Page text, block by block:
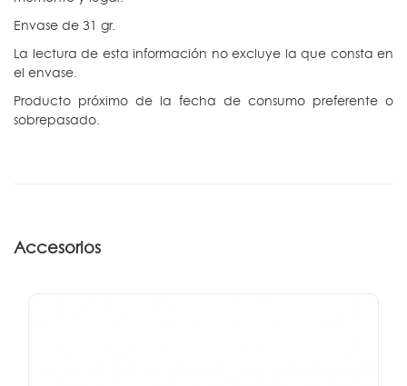
Envase de 31 gr.
La lectura de esta información no excluye la que consta en
el envase.
Producto próximo de la fecha de consumo preferente o
sobrepasado.
Accesorios